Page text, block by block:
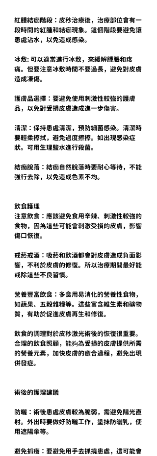
紅腫結痂階段：皮秒治療後，治療部位會有一
段時間的紅腫和結痂現象。這個階段要避免讓
患處沾水，以免造成感染。
冰敷: 可以適當進行冰敷，來緩解腫脹和疼
痛。但要注意冰敷時間不要過長，避免對皮膚
造成凍傷。
護膚品選擇：要避免使用刺激性較強的護膚
品，以免對受損皮膚造成進一步傷害。
清潔：保持患處清潔，預防細菌感染。清潔時
要輕柔擦拭，避免過度擦擦。如出現感染症
狀。可用生理鹽水進行殺菌。
結痂脫落：結痂自然脫落時要耐心等待，不能
強行去除，以免造成色素不均。
飲食護理
注意飲食：應該避免食用辛辣、刺激性較強的
食物，因為這些可能會刺激受損的皮膚，影響
傷口恢復。
戒菸戒酒：吸菸和飲酒都會對皮膚造成負面影
響，不利於皮膚的修復。所以治療期間最好能
戒除這些不良習慣。
營養豐富飲食：多食用易消化的營養性食物，
如蔬果、五穀雜糧等。這些富含維生素和礦物
質，有助於促進皮膚再生和修復。
飲食的調理對於皮秒激光術後的恢復很重要。
合理的飲食照顧，能夠為受損的皮膚提供所需
的營養元素，加快皮膚的癒合過程，避免出現
併發症。
術後的護理建議
防曬：術後患處皮膚較為脆弱，需避免陽光直
射。外出時要做好防曬工作，塗抹防曬乳，使
用遮陽傘等。
避免抓癢：要避免用手去抓撓患處，這可能會